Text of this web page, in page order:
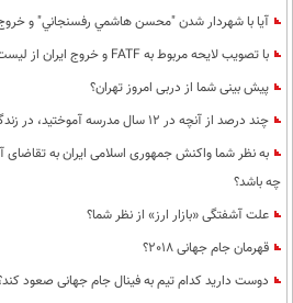
آيا با شهردار شدن "محسن هاشمي رفسنجاني" و
با تصویب لایحه مربوط به FATF و خروج ایران از لیست سیاه مبادلات بانکی جهان موافقید؟
پیش بینی شما از دربی امروز تهران؟
چند درصد از آنچه در 12 سال مدرسه آموختید، در زندگی تان به درد خورده است؟
به نظر شما واکنش جمهوری اسلامی ایران به تقاضای
چه باشد؟
علت آشفتگی «بازار ارز» از نظر شما؟
قهرمان جام جهانی 2018؟
دوست دارید کدام تیم به فینال جام جهانی صعود